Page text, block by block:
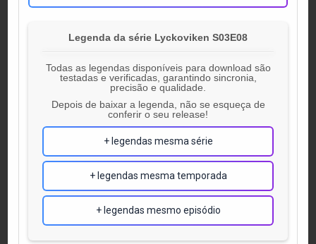
Legenda da série Lyckoviken S03E08
Todas as legendas disponíveis para download são
testadas e verificadas, garantindo sincronia,
precisão e qualidade.
Depois de baixar a legenda, não se esqueça de
conferir o seu release!
+ legendas mesma série
+ legendas mesma temporada
+ legendas mesmo episódio